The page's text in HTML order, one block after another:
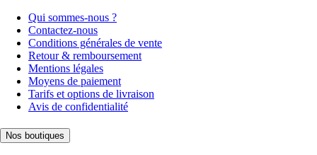
Qui sommes-nous ?
Contactez-nous
Conditions générales de vente
Retour & remboursement
Mentions légales
Moyens de paiement
Tarifs et options de livraison
Avis de confidentialité
Nos boutiques